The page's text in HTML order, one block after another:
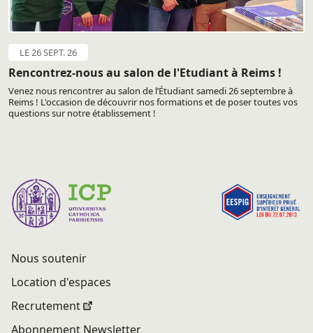
LE 26 SEPT. 26
Rencontrez-nous au salon de l'Etudiant à Reims !
Venez nous rencontrer au salon de l’Étudiant samedi 26 septembre à
Reims ! L'occasion de découvrir nos formations et de poser toutes vos
questions sur notre établissement !
Nous soutenir
Location d'espaces
Recrutement
Abonnement Newsletter